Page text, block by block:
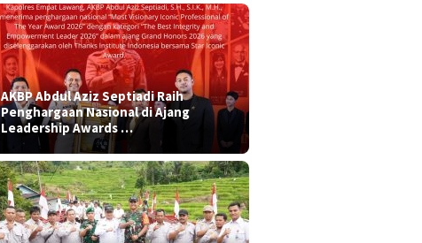
AKBP Abdul Aziz Septiadi Raih
Penghargaan Nasional di Ajang
Leadership Awards …